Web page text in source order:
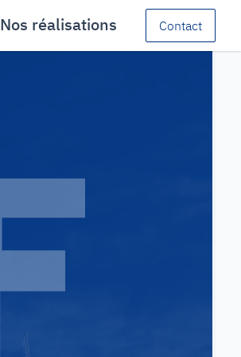
Nos réalisations Contact